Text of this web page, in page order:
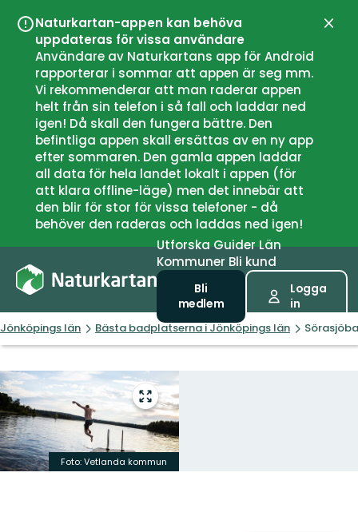
Naturkartan-appen kan behöva
uppdateras för vissa användare
Användare av Naturkartans app för Android
rapporterar i sommar att appen är seg mm.
Vi rekommenderar att man raderar appen
helt från sin telefon i så fall och laddar ned
igen! Då skall den fungera bättre. Den
befintliga appen skall ersättas av en ny app
efter sommaren. Den gamla appen laddar
all data för hela landet lokalt i appen (för
att klara offline-läge) men det innebär att
den blir för stor för vissa telefoner - då
behöver den raderas och laddas ned igen!
UtforskaGuiderLän
Kommuner Bli kund
Bli
medlem
Logga
in
Jönköpings län Bästa badplatserna i Jönköpings län
Gå
till
helskärmsläge
Foto: Vetlanda kommun